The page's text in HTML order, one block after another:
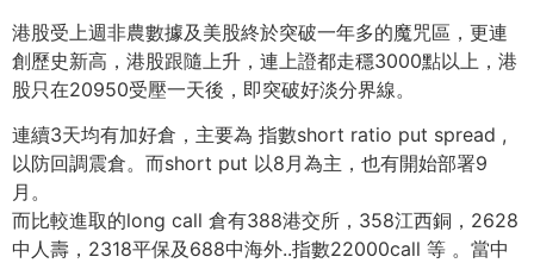
港股受上週非農數據及美股終於突破一年多的魔咒區，更連
創歷史新高，港股跟隨上升，連上證都走穩3000點以上，港
股只在20950受壓一天後，即突破好淡分界線。
連續3天均有加好倉，主要為 指數short ratio put spread ,
以防回調震倉。而short put 以8月為主，也有開始部署9
月。
而比較進取的long call 倉有388港交所，358江西銅，2628
中人壽，2318平保及688中海外..指數22000call 等 。當中